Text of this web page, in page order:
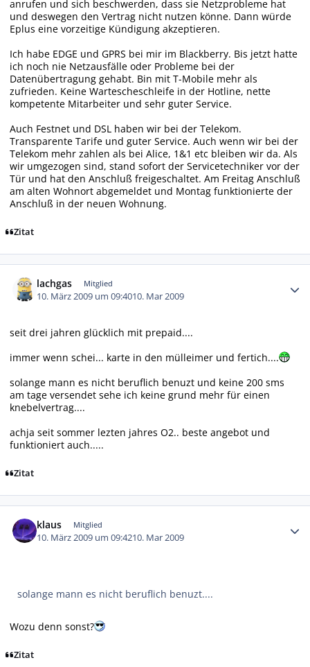
anrufen und sich beschwerden, dass sie Netzprobleme hat
und deswegen den Vertrag nicht nutzen könne. Dann würde
Eplus eine vorzeitige Kündigung akzeptieren.
Ich habe EDGE und GPRS bei mir im Blackberry. Bis jetzt hatte
ich noch nie Netzausfälle oder Probleme bei der
Datenübertragung gehabt. Bin mit T-Mobile mehr als
zufrieden. Keine Wartescheschleife in der Hotline, nette
kompetente Mitarbeiter und sehr guter Service.
Auch Festnet und DSL haben wir bei der Telekom.
Transparente Tarife und guter Service. Auch wenn wir bei der
Telekom mehr zahlen als bei Alice, 1&1 etc bleiben wir da. Als
wir umgezogen sind, stand sofort der Servicetechniker vor der
Tür und hat den Anschluß freigeschaltet. Am Freitag Anschluß
am alten Wohnort abgemeldet und Montag funktionierte der
Anschluß in der neuen Wohnung.
Zitat
lachgas Mitglied
10. März 2009 um 09:4010. Mar 2009
seit drei jahren glücklich mit prepaid....
immer wenn schei... karte in den mülleimer und fertich....
solange mann es nicht beruflich benuzt und keine 200 sms
am tage versendet sehe ich keine grund mehr für einen
knebelvertrag....
achja seit sommer lezten jahres O2.. beste angebot und
funktioniert auch.....
Zitat
klaus Mitglied
10. März 2009 um 09:4210. Mar 2009
solange mann es nicht beruflich benuzt....
Wozu denn sonst?
Zitat